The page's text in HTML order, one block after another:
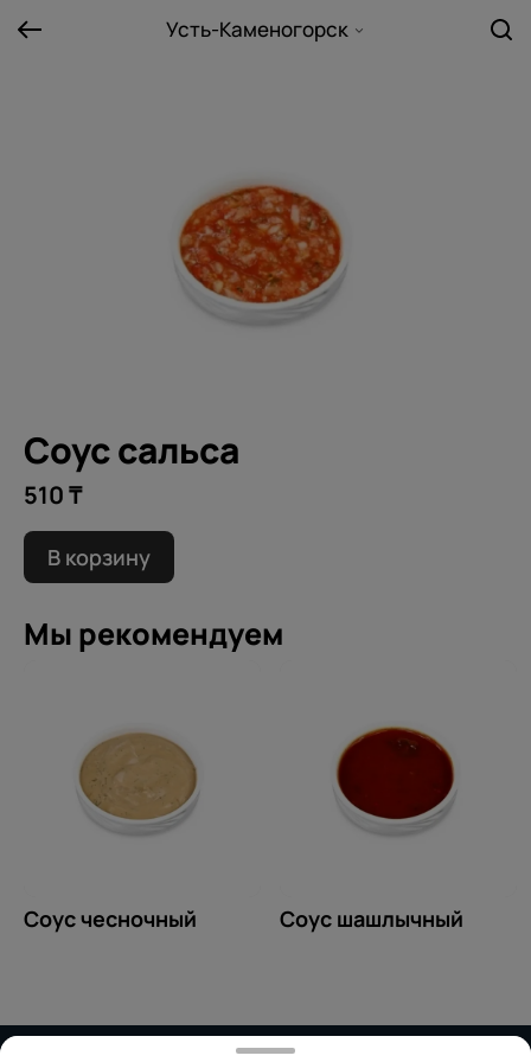
Усть-Каменогорск
Соус сальса
510 ₸
В корзину
Мы рекомендуем
Соус чесночный Соус шашлычный